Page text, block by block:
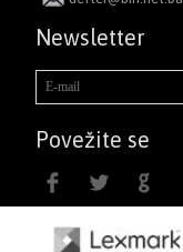
Newsletter
Povežite se